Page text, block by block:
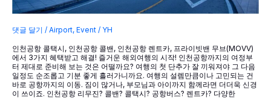
댓글 달기 / Airport, Event / YH
인천공항 콜택시, 인천공항 콜밴, 인천공항 렌트카, 프라이빗밴 무브(MOVV)
에서 3가지 혜택받고 해결! 즐거운 해외여행의 시작! 인천공항까지의 여정부
터 제대로 준비해 보는 것은 어떨까요? 여행의 첫 단추가 잘 끼워져야 그 다음
일정도 순조롭고 기분 좋게 흘러가니까요. 여행의 설렘만큼이나 고민되는 건
바로 공항까지의 이동. 짐이 많거나, 부모님과 아이까지 함께라면 더더욱 신경
이 쓰이죠. 인천공항 리무진? 콜밴? 콜택시? 공항버스? 렌트카? 다양한